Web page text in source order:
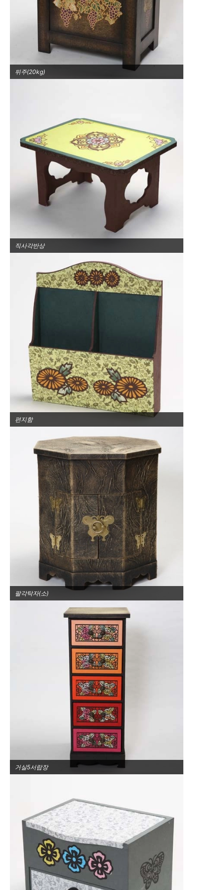
뒤주(20kg)
직사각반상
편지함
팔각탁자(소)
거실5서랍장